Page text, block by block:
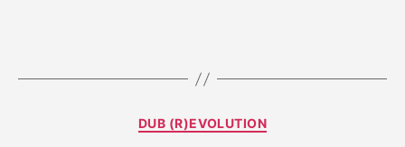
Kategorien
DUB (R)EVOLUTION